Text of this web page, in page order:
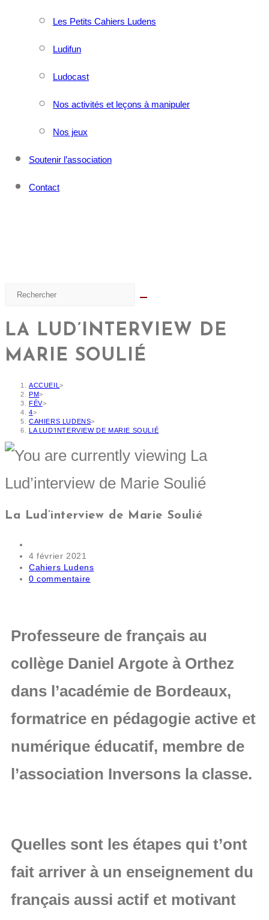
Les Petits Cahiers Ludens
Ludifun
Ludocast
Nos activités et leçons à manipuler
Nos jeux
Soutenir l’association
Contact
LA LUD’INTERVIEW DE
MARIE SOULIÉ
ACCUEIL>
PM>
FÉV>
4>
CAHIERS LUDENS>
LA LUD’INTERVIEW DE MARIE SOULIÉ
La Lud’interview de Marie Soulié
4 février 2021
Cahiers Ludens
0 commentaire
Professeure de français au
collège Daniel Argote à Orthez
dans l’académie de Bordeaux,
formatrice en pédagogie active et
numérique éducatif, membre de
l’association Inversons la classe.
Quelles sont les étapes qui t’ont
fait arriver à un enseignement du
français aussi actif et motivant